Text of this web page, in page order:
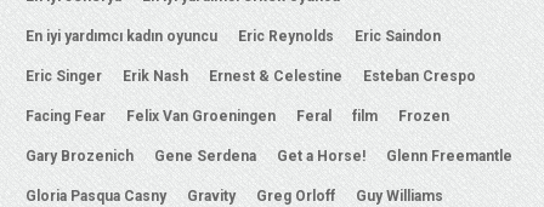
En iyi yardımcı kadın oyuncu Eric Reynolds Eric Saindon
Eric Singer Erik Nash Ernest & Celestine Esteban Crespo
Facing Fear Felix Van Groeningen Feral film Frozen
Gary Brozenich Gene Serdena Get a Horse! Glenn Freemantle
Gloria Pasqua Casny Gravity Greg Orloff Guy Williams